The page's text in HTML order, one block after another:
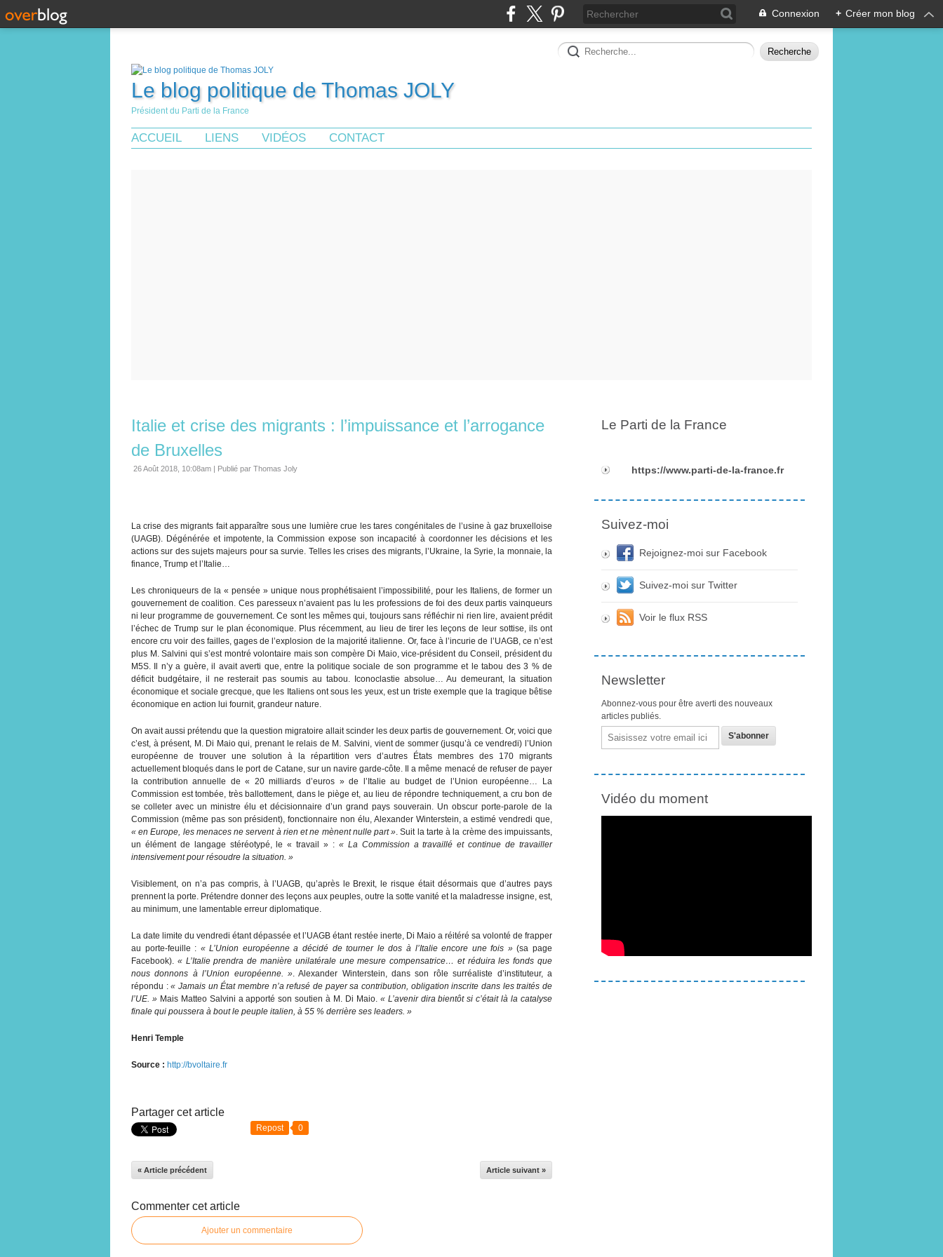
Connexion + Créer mon blog
Le blog politique de Thomas JOLY
Président du Parti de la France
ACCUEIL LIENS VIDÉOS CONTACT
Italie et crise des migrants : l’impuissance et l’arrogance
de Bruxelles
26 Août 2018, 10:08am | Publié par Thomas Joly
La crise des migrants fait apparaître sous une lumière crue les tares congénitales de l’usine à gaz bruxelloise
(UAGB). Dégénérée et impotente, la Commission expose son incapacité à coordonner les décisions et les
actions sur des sujets majeurs pour sa survie. Telles les crises des migrants, l’Ukraine, la Syrie, la monnaie, la
finance, Trump et l’Italie…
Les chroniqueurs de la « pensée » unique nous prophétisaient l’impossibilité, pour les Italiens, de former un
gouvernement de coalition. Ces paresseux n’avaient pas lu les professions de foi des deux partis vainqueurs
ni leur programme de gouvernement. Ce sont les mêmes qui, toujours sans réfléchir ni rien lire, avaient prédit
l’échec de Trump sur le plan économique. Plus récemment, au lieu de tirer les leçons de leur sottise, ils ont
encore cru voir des failles, gages de l’explosion de la majorité italienne. Or, face à l’incurie de l’UAGB, ce n’est
plus M. Salvini qui s’est montré volontaire mais son compère Di Maio, vice-président du Conseil, président du
M5S. Il n’y a guère, il avait averti que, entre la politique sociale de son programme et le tabou des 3 % de
déficit budgétaire, il ne resterait pas soumis au tabou. Iconoclastie absolue… Au demeurant, la situation
économique et sociale grecque, que les Italiens ont sous les yeux, est un triste exemple que la tragique bêtise
économique en action lui fournit, grandeur nature.
On avait aussi prétendu que la question migratoire allait scinder les deux partis de gouvernement. Or, voici que
c’est, à présent, M. Di Maio qui, prenant le relais de M. Salvini, vient de sommer (jusqu’à ce vendredi) l’Union
européenne de trouver une solution à la répartition vers d’autres États membres des 170 migrants
actuellement bloqués dans le port de Catane, sur un navire garde-côte. Il a même menacé de refuser de payer
la contribution annuelle de « 20 milliards d’euros » de l’Italie au budget de l’Union européenne… La
Commission est tombée, très ballottement, dans le piège et, au lieu de répondre techniquement, a cru bon de
se colleter avec un ministre élu et décisionnaire d’un grand pays souverain. Un obscur porte-parole de la
Commission (même pas son président), fonctionnaire non élu, Alexander Winterstein, a estimé vendredi que,
« en Europe, les menaces ne servent à rien et ne mènent nulle part ». Suit la tarte à la crème des impuissants,
un élément de langage stéréotypé, le « travail » : « La Commission a travaillé et continue de travailler
intensivement pour résoudre la situation. »
Visiblement, on n’a pas compris, à l’UAGB, qu’après le Brexit, le risque était désormais que d’autres pays
prennent la porte. Prétendre donner des leçons aux peuples, outre la sotte vanité et la maladresse insigne, est,
au minimum, une lamentable erreur diplomatique.
La date limite du vendredi étant dépassée et l’UAGB étant restée inerte, Di Maio a réitéré sa volonté de frapper
au porte-feuille : « L’Union européenne a décidé de tourner le dos à l’Italie encore une fois »(sa page
Facebook). « L’Italie prendra de manière unilatérale une mesure compensatrice… et réduira les fonds que
nous donnons à l’Union européenne. ». Alexander Winterstein, dans son rôle surréaliste d’instituteur, a
répondu :« Jamais un État membre n’a refusé de payer sa contribution, obligation inscrite dans les traités de
l’UE. »Mais Matteo Salvini a apporté son soutien à M. Di Maio. « L’avenir dira bientôt si c’était là la catalyse
finale qui poussera à bout le peuple italien, à 55 % derrière ses leaders. »
Henri Temple
Source : http://bvoltaire.fr
Partager cet article
Repost 0
« Article précédent Article suivant »
Commenter cet article
Ajouter un commentaire
Le Parti de la France
https://www.parti-de-la-france.fr
Suivez-moi
Rejoignez-moi sur Facebook
Suivez-moi sur Twitter
Voir le flux RSS
Newsletter
Abonnez-vous pour être averti des nouveaux
articles publiés.
Email
Vidéo du moment